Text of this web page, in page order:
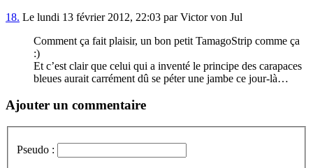
18. Le lundi 13 février 2012, 22:03 par Victor von Jul
Comment ça fait plaisir, un bon petit TamagoStrip comme ça
:)
Et c’est clair que celui qui a inventé le principe des carapaces
bleues aurait carrément dû se péter une jambe ce jour-là…
Ajouter un commentaire
Pseudo :